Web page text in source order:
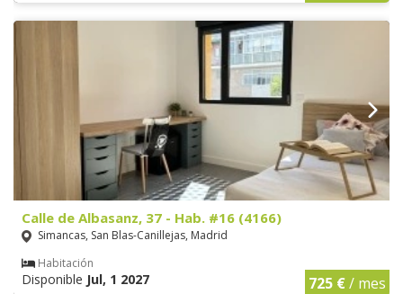
Calle de Albasanz, 37 - Hab. #16 (4166)
Simancas, San Blas-Canillejas, Madrid
Habitación
Disponible Jul, 1 2027 725 €/ mes